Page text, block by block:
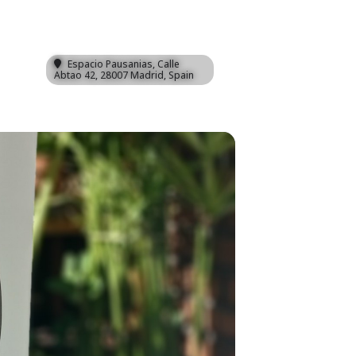
Espacio Pausanias, Calle
Abtao 42, 28007 Madrid, Spain